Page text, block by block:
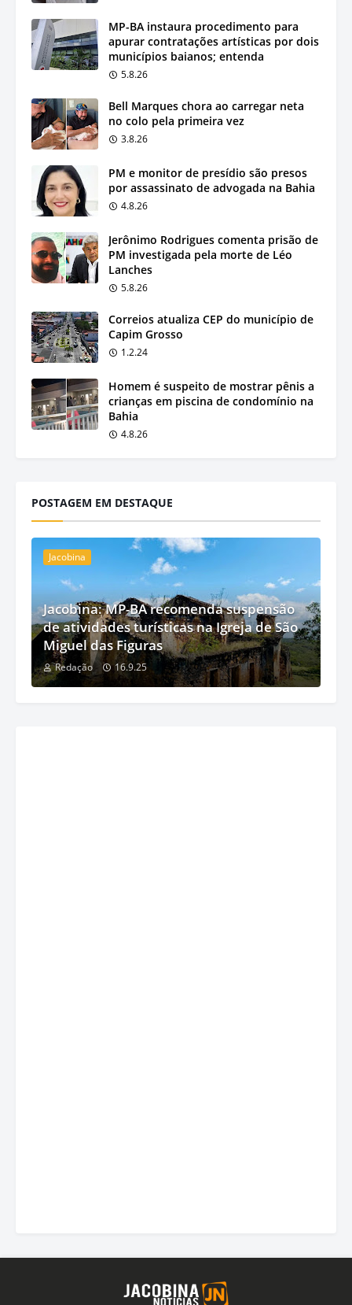
MP-BA instaura procedimento para
apurar contratações artísticas por dois
municípios baianos; entenda
5.8.26
Bell Marques chora ao carregar neta
no colo pela primeira vez
3.8.26
PM e monitor de presídio são presos
por assassinato de advogada na Bahia
4.8.26
Jerônimo Rodrigues comenta prisão de
PM investigada pela morte de Léo
Lanches
5.8.26
Correios atualiza CEP do município de
Capim Grosso
1.2.24
Homem é suspeito de mostrar pênis a
crianças em piscina de condomínio na
Bahia
4.8.26
POSTAGEM EM DESTAQUE
Jacobina
Jacobina: MP-BA recomenda suspensão
de atividades turísticas na Igreja de São
Miguel das Figuras
Redação 16.9.25